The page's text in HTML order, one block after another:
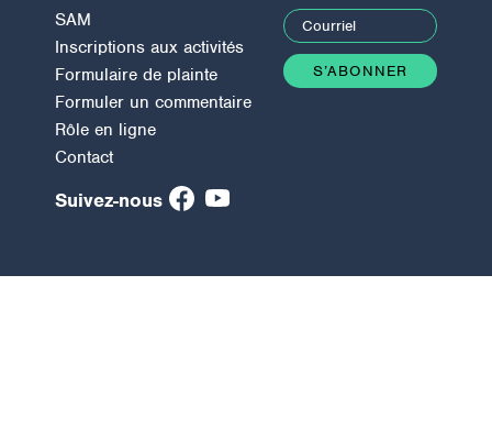
SAM
Inscriptions aux activités
Formulaire de plainte
Formuler un commentaire
Rôle en ligne
Contact
Suivez-nous